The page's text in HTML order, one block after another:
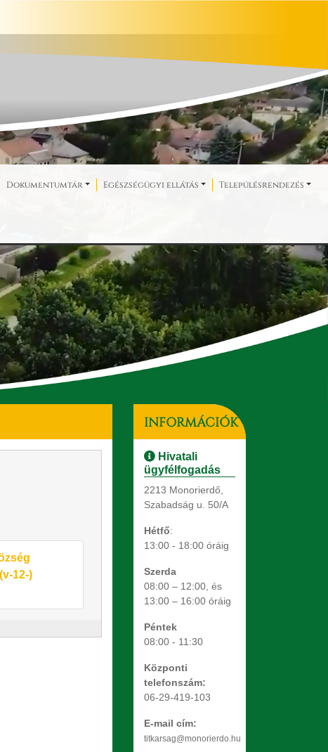
Dokumentumtár Egészségügyi ellátás Településrendezés
12-)
INFORMÁCIÓK
Hivatali
ügyfélfogadás
2213 Monorierdő,
Szabadság u. 50/A
Hétfő:
13:00 - 18:00 óráig
Szerda
08:00 – 12:00, és
13:00 – 16:00 óráig
Péntek
08:00 - 11:30
Központi
telefonszám:
06-29-419-103
E-mail cím:
titkarsag@monorierdo.hu